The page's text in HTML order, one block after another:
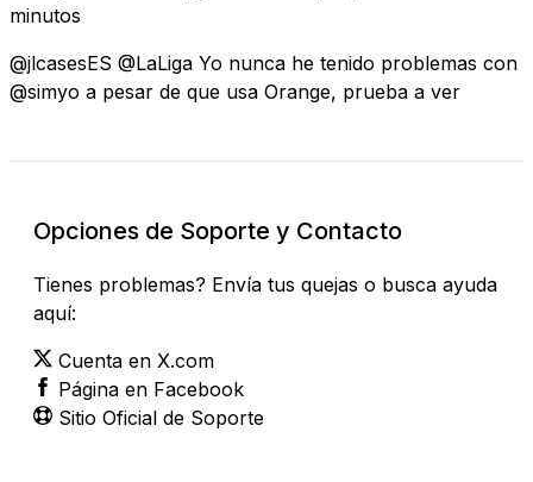
minutos
@jlcasesES @LaLiga Yo nunca he tenido problemas con
@simyo a pesar de que usa Orange, prueba a ver
Opciones de Soporte y Contacto
Tienes problemas? Envía tus quejas o busca ayuda
aquí:
Cuenta en X.com
Página en Facebook
Sitio Oficial de Soporte